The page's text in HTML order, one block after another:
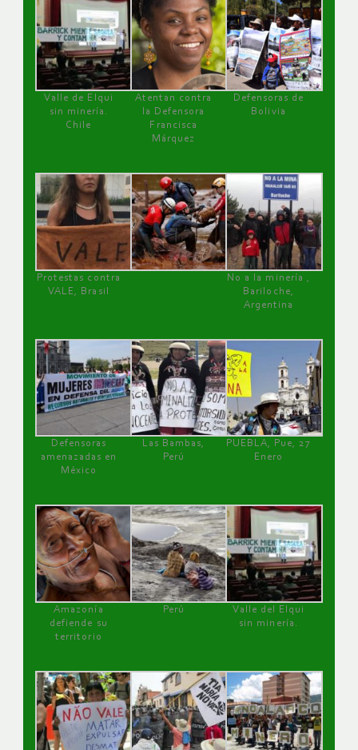
Valle de Elqui
sin minería.
Chile
Atentan contra
la Defensora
Francisca
Márquez
Defensoras de
Bolivia
Protestas contra
VALE, Brasil
No a la minería ,
Bariloche,
Argentina
Defensoras
amenazadas en
México
Las Bambas,
Perú
PUEBLA, Pue, 27
Enero
Amazonía
defiende su
territorio
Perú
Valle del Elqui
sin minería.